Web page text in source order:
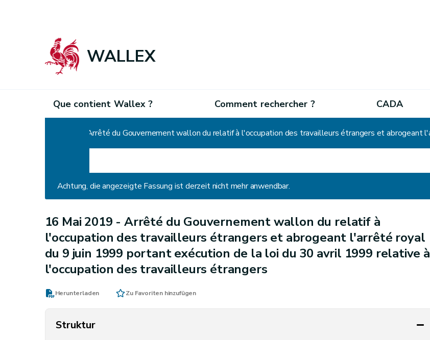
WALLEX
Que contient Wallex ? Comment rechercher ? CADA
Achtung, die angezeigte Fassung ist derzeit nicht mehr anwendbar.
16 Mai 2019 - Arrêté du Gouvernement wallon du relatif à
l'occupation des travailleurs étrangers et abrogeant l'arrêté royal
du 9 juin 1999 portant exécution de la loi du 30 avril 1999 relative à
l'occupation des travailleurs étrangers
Herunterladen Zu Favoriten hinzufügen
Struktur